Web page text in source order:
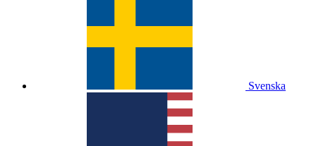
Svenska